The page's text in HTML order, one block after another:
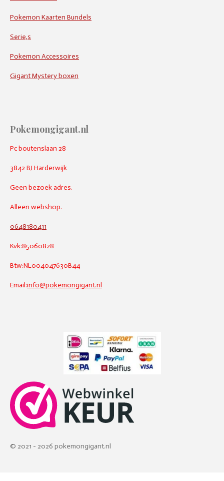
Pokemon Kaarten Bundels
Serie,s
Pokemon Accessoires
Gigant Mystery boxen
Pokemongigant.nl
Pc boutenslaan 28
3842 BJ Harderwijk
Geen bezoek adres.
Alleen webshop.
0648180411
Kvk:85060828
Btw:NL004047630B44
Email:info@pokemongigant.nl
© 2021 - 2026 pokemongigant.nl